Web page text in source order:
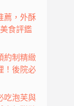
薦，外酥
食評鑑
約制精緻
！後院必
吃泡芙與